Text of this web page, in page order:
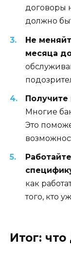
договоры
должно
Не
месяца
Получите
Многие
Это
как
того, кто
Итог: